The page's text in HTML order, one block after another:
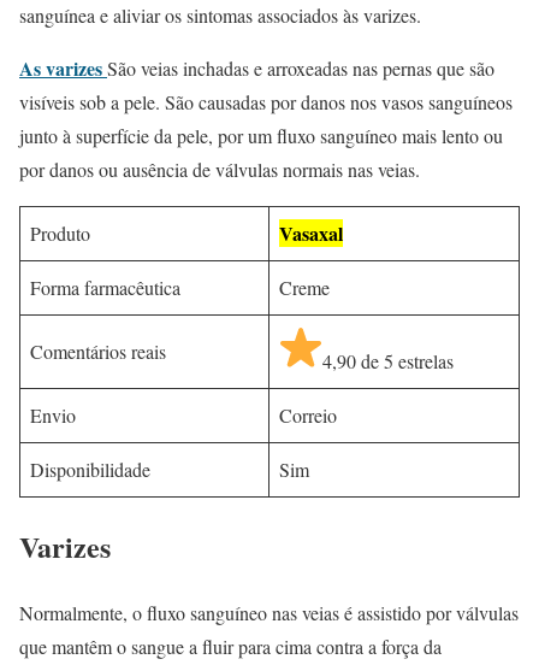
sanguínea e aliviar os sintomas associados às varizes.
As varizesSão veias inchadas e arroxeadas nas pernas que são
visíveis sob a pele. São causadas por danos nos vasos sanguíneos
junto à superfície da pele, por um fluxo sanguíneo mais lento ou
por danos ou ausência de válvulas normais nas veias.
Produto Vasaxal
Forma farmacêutica Creme
Comentários reais 4,90 de 5 estrelas
Envio Correio
Disponibilidade Sim
Varizes
Normalmente, o fluxo sanguíneo nas veias é assistido por válvulas
que mantêm o sangue a fluir para cima contra a força da